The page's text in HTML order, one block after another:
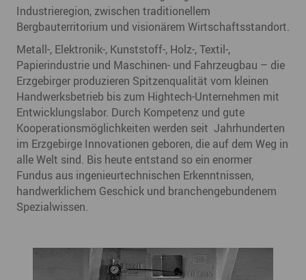
Industrieregion, zwischen traditionellem
Bergbauterritorium und visionärem Wirtschaftsstandort.
Metall-, Elektronik-, Kunststoff-, Holz-, Textil-,
Papierindustrie und Maschinen- und Fahrzeugbau – die
Erzgebirger produzieren Spitzenqualität vom kleinen
Handwerksbetrieb bis zum Hightech-Unternehmen mit
Entwicklungslabor. Durch Kompetenz und gute
Kooperationsmöglichkeiten werden seit Jahrhunderten
im Erzgebirge Innovationen geboren, die auf dem Weg in
alle Welt sind. Bis heute entstand so ein enormer
Fundus aus ingenieurtechnischen Erkenntnissen,
handwerklichem Geschick und branchengebundenem
Spezialwissen.